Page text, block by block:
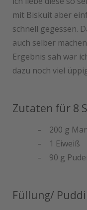
mit Biskuit aber
schnell gegessen.
auch selber
Ergebnis sah war
dazu noch viel
Zutaten für 8
200 g
1 Eiweiß
90 g
Füllung/